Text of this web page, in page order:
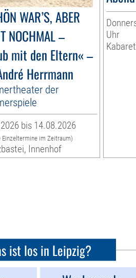
WAR’S, ABER
NOCHMAL –
mit den Eltern« –
Herrmann
der
bis 14.08.2026
Einzeltermine im Zeitraum)
Innenhof
Uhr
ist los in Leipzig?